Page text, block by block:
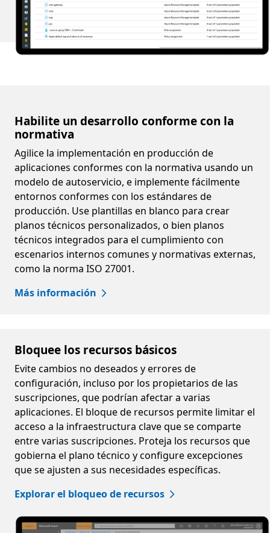
Habilite un desarrollo conforme con la
normativa
Agilice la implementación en producción de
aplicaciones conformes con la normativa usando un
modelo de autoservicio, e implemente fácilmente
entornos conformes con los estándares de
producción. Use plantillas en blanco para crear
planos técnicos personalizados, o bien planos
técnicos integrados para el cumplimiento con
escenarios internos comunes y normativas externas,
como la norma ISO 27001.
Más información
Bloquee los recursos básicos
Evite cambios no deseados y errores de
configuración, incluso por los propietarios de las
suscripciones, que podrían afectar a varias
aplicaciones. El bloque de recursos permite limitar el
acceso a la infraestructura clave que se comparte
entre varias suscripciones. Proteja los recursos que
gobierna el plano técnico y configure excepciones
que se ajusten a sus necesidades específicas.
Explorar el bloqueo de recursos